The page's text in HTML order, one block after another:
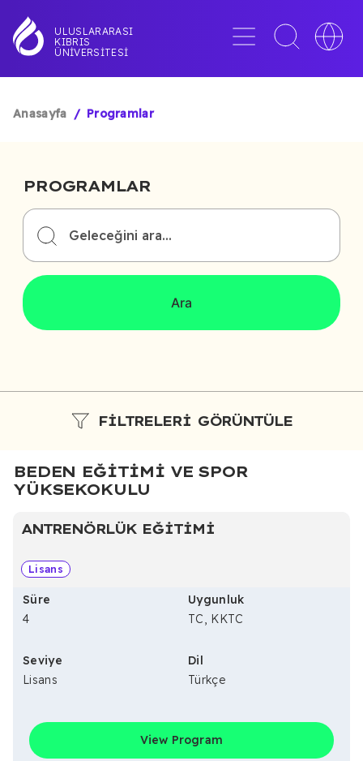
içeriğe
atla
ULUSLARARASI
KIBRIS
ÜNIVERSITESI
Menü
Toggle
search
Toggle
Anasayfa Programlar
PROGRAMLAR
Ara
Ara
FILTRELERI GÖRÜNTÜLE
BEDEN EĞITIMI VE SPOR
YÜKSEKOKULU
ANTRENÖRLÜK EĞITIMI
Lisans
Süre
4
Uygunluk
TC, KKTC
Seviye
Lisans
Dil
Türkçe
View Program